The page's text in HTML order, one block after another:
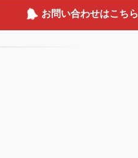
お問い合わせはこちら